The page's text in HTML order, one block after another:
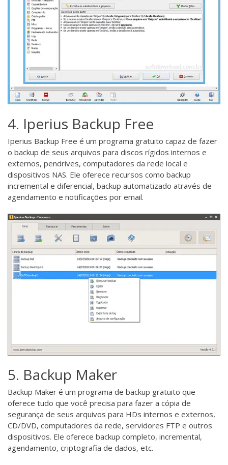
4. Iperius Backup Free
Iperius Backup Free é um programa gratuito capaz de fazer
o backup de seus arquivos para discos rígidos internos e
externos, pendrives, computadores da rede local e
dispositivos NAS. Ele oferece recursos como backup
incremental e diferencial, backup automatizado através de
agendamento e notificações por email.
5. Backup Maker
Backup Maker é um programa de backup gratuito que
oferece tudo que você precisa para fazer a cópia de
segurança de seus arquivos para HDs internos e externos,
CD/DVD, computadores da rede, servidores FTP e outros
dispositivos. Ele oferece backup completo, incremental,
agendamento, criptografia de dados, etc.